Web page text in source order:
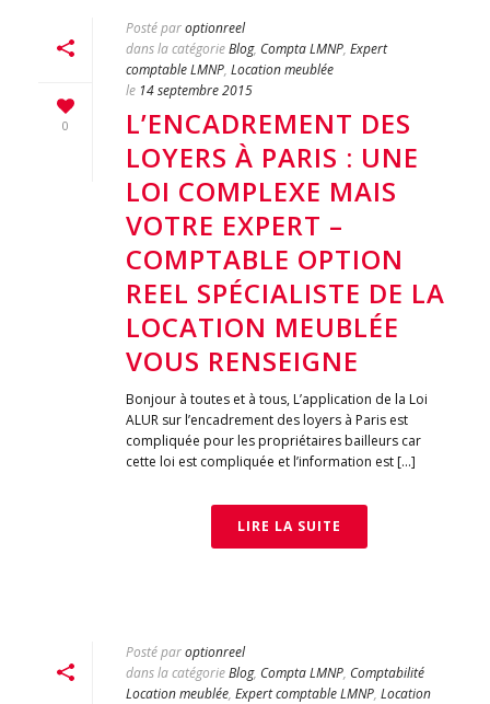
0
Posté paroptionreel
dans la catégorieBlog, Compta LMNP, Expert
comptable LMNP, Location meublée
le 14 septembre 2015
L’ENCADREMENT DES
LOYERS À PARIS : UNE
LOI COMPLEXE MAIS
VOTRE EXPERT –
COMPTABLE OPTION
REEL SPÉCIALISTE DE LA
LOCATION MEUBLÉE
VOUS RENSEIGNE
Bonjour à toutes et à tous, L’application de la Loi
ALUR sur l’encadrement des loyers à Paris est
compliquée pour les propriétaires bailleurs car
cette loi est compliquée et l’information est [...]
LIRE LA SUITE
Posté paroptionreel
dans la catégorieBlog, Compta LMNP, Comptabilité
Location meublée, Expert comptable LMNP, Location